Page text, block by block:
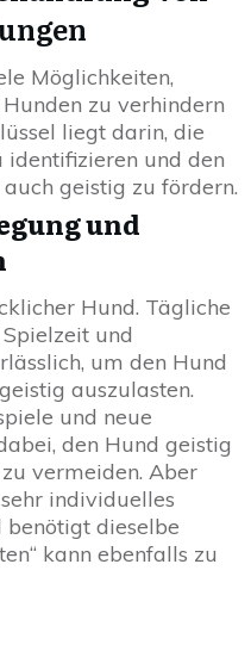
Möglichkeiten,
zu verhindern
liegt darin, die
identifizieren und den
geistig zu fördern.
und
Hund. Tägliche
und
um den Hund
auszulasten.
und neue
den Hund geistig
vermeiden. Aber
individuelles
benötigt dieselbe
kann ebenfalls zu